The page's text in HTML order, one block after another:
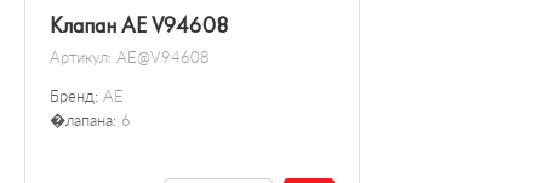
Клапан AE V94608
Артикул: AE@V94608
Бренд: AE
�лапана: 6